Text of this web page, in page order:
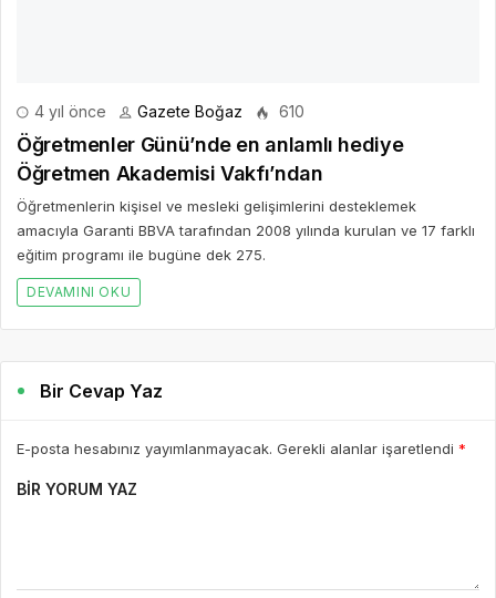
4 yıl önce Gazete Boğaz 610
Öğretmenler Günü’nde en anlamlı hediye
Öğretmen Akademisi Vakfı’ndan
Öğretmenlerin kişisel ve mesleki gelişimlerini desteklemek
amacıyla Garanti BBVA tarafından 2008 yılında kurulan ve 17 farklı
eğitim programı ile bugüne dek 275.
DEVAMINI OKU
Bir Cevap Yaz
E-posta hesabınız yayımlanmayacak. Gerekli alanlar işaretlendi *
BIR YORUM YAZ